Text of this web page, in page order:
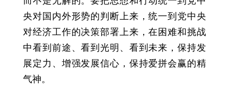
央对国内外形势的判断上来，统一到党中央
对经济工作的决策部署上来，在困难和挑战
中看到前途、看到光明、看到未来，保持发
展定力、增强发展信心，保持爱拼会赢的精
气神。